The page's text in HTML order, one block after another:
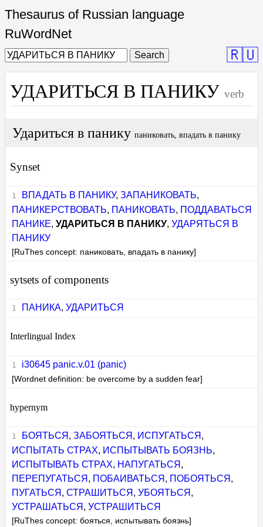
Thesaurus of Russian language
RuWordNet
Search 🇷🇺
УДАРИТЬСЯ В ПАНИКУ verb
Удариться в панику паниковать, впадать в панику
Synset
ВПАДАТЬ В ПАНИКУ, ЗАПАНИКОВАТЬ,
ПАНИКЕРСТВОВАТЬ, ПАНИКОВАТЬ, ПОДДАВАТЬСЯ
ПАНИКЕ,УДАРИТЬСЯ В ПАНИКУ,УДАРЯТЬСЯ В
ПАНИКУ
[RuThes concept: паниковать, впадать в панику]
sytsets of components
ПАНИКА, УДАРИТЬСЯ
Interlingual Index
i30645 panic.v.01 (panic)
[Wordnet definition: be overcome by a sudden fear]
hypernym
БОЯТЬСЯ , ЗАБОЯТЬСЯ , ИСПУГАТЬСЯ ,
ИСПЫТАТЬ СТРАХ, ИСПЫТЫВАТЬ БОЯЗНЬ,
ИСПЫТЫВАТЬ СТРАХ, НАПУГАТЬСЯ ,
ПЕРЕПУГАТЬСЯ , ПОБАИВАТЬСЯ , ПОБОЯТЬСЯ ,
ПУГАТЬСЯ ,СТРАШИТЬСЯ ,УБОЯТЬСЯ ,
УСТРАШАТЬСЯ ,УСТРАШИТЬСЯ
[RuThes concept: бояться, испытывать боязнь]